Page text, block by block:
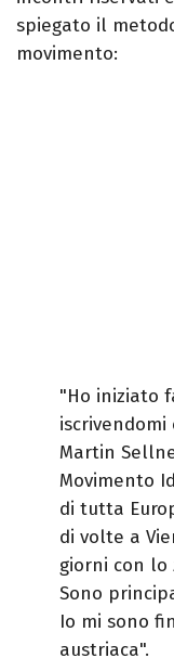
spiegato il
movimento:
"Ho iniziato
Martin
Movimento
di tutta
di volte a
giorni con lo
Sono
Io mi sono
austriaca".